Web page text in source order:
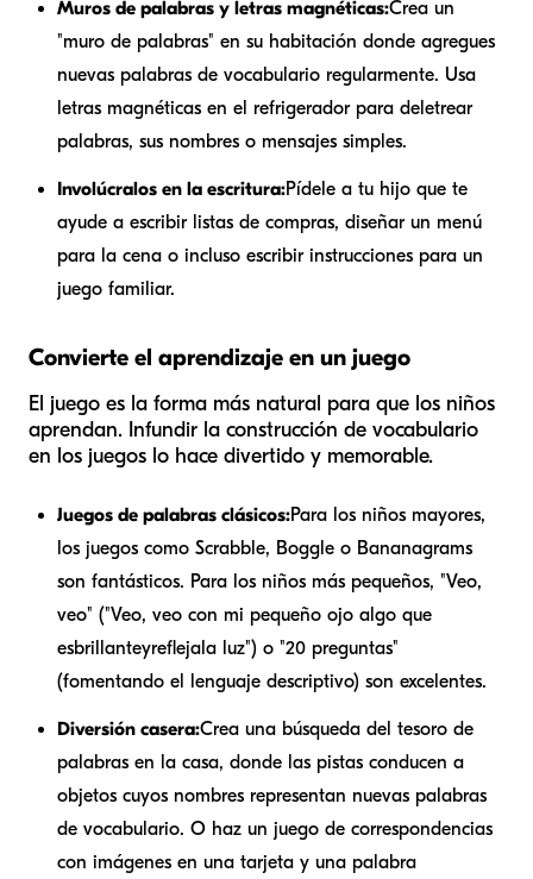
Muros de palabras y letras magnéticas:Crea un
"muro de palabras" en su habitación donde agregues
nuevas palabras de vocabulario regularmente. Usa
letras magnéticas en el refrigerador para deletrear
palabras, sus nombres o mensajes simples.
Involúcralos en la escritura:Pídele a tu hijo que te
ayude a escribir listas de compras, diseñar un menú
para la cena o incluso escribir instrucciones para un
juego familiar.
Convierte el aprendizaje en un juego
El juego es la forma más natural para que los niños
aprendan. Infundir la construcción de vocabulario
en los juegos lo hace divertido y memorable.
Juegos de palabras clásicos:Para los niños mayores,
los juegos como Scrabble, Boggle o Bananagrams
son fantásticos. Para los niños más pequeños, "Veo,
veo" ("Veo, veo con mi pequeño ojo algo que
esbrillanteyrefleja la luz") o "20 preguntas"
(fomentando el lenguaje descriptivo) son excelentes.
Diversión casera:Crea una búsqueda del tesoro de
palabras en la casa, donde las pistas conducen a
objetos cuyos nombres representan nuevas palabras
de vocabulario. O haz un juego de correspondencias
con imágenes en una tarjeta y una palabra